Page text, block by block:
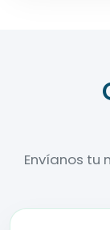
Envíanos tu